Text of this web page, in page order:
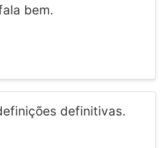
bem.
definitivas.